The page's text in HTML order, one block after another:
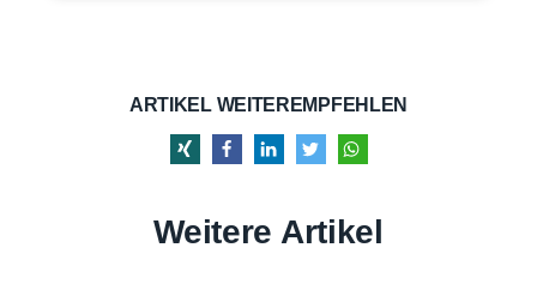
ARTIKEL WEITEREMPFEHLEN
Weitere Artikel